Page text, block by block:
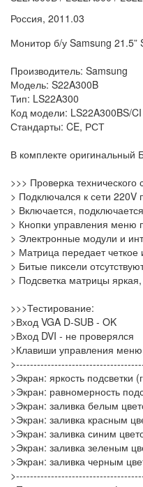
Россия, 2011.03
Монитор б/у Samsung 21.5”
Производитель: Samsung
Модель: S22A300B
Тип: LS22A300
Код модели: LS22A300BS/CI
Стандарты: CE, РСТ
В комплекте оригинальный
>>> Проверка технического
> Подключался к сети
> Включается,
> Кнопки управления меню
> Электронные модули и
> Матрица передает четкое
> Битые пиксели
> Подсветка матрицы
>>>Тестирование:
>Вход VGA D-SUB - OK
>Вход DVI - не проверялся
>Клавиши управления
>Экран: яркость подсветки
>Экран: равномерность
>Экран: заливка белым
>Экран: заливка красным
>Экран: заливка синим
>Экран: заливка зеленым
>Экран: заливка черным